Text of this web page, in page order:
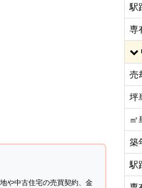
や中古住宅の売買契約、金
駅
専
売
坪
㎡
築
駅